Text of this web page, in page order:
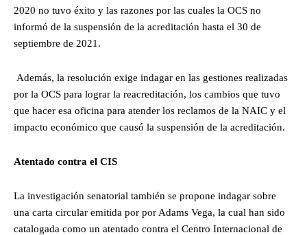
2020 no tuvo éxito y las razones por las cuales la OCS no
informó de la suspensión de la acreditación hasta el 30 de
septiembre de 2021.
Además, la resolución exige indagar en las gestiones realizadas
por la OCS para lograr la reacreditación, los cambios que tuvo
que hacer esa oficina para atender los reclamos de la NAIC y el
impacto económico que causó la suspensión de la acreditación.
Atentado contra el CIS
La investigación senatorial también se propone indagar sobre
una carta circular emitida por por Adams Vega, la cual han sido
catalogada como un atentado contra el Centro Internacional de